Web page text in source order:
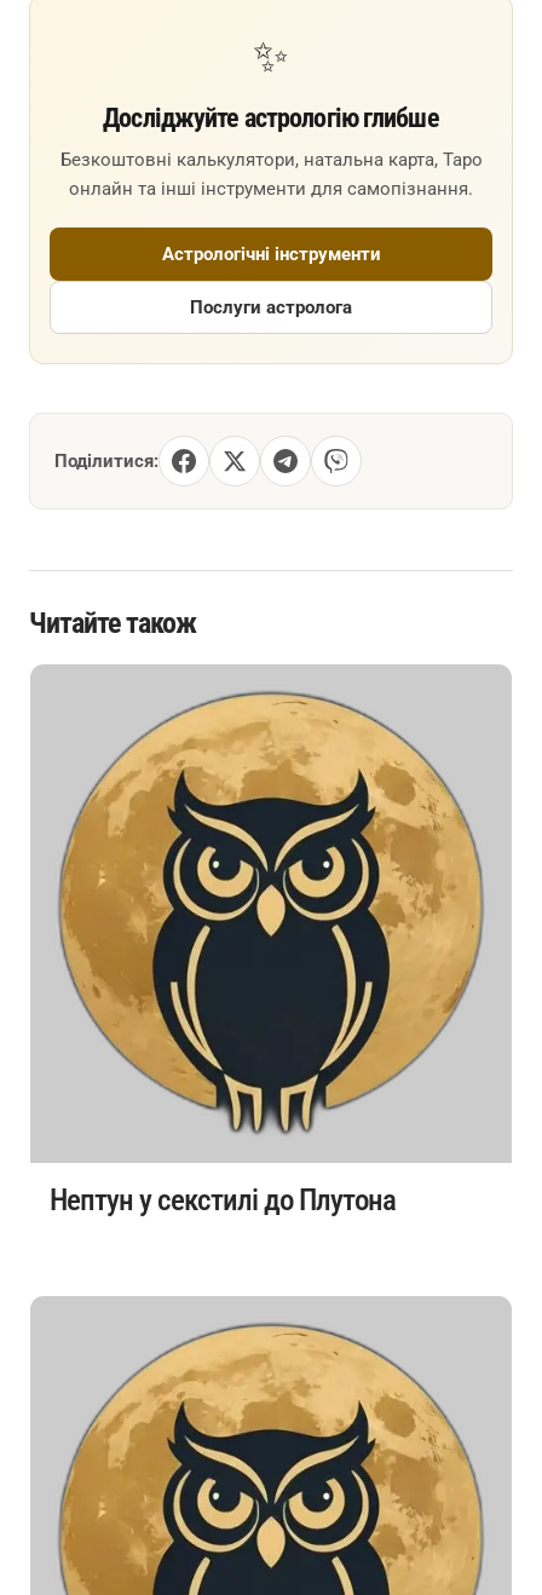
✨
Досліджуйте астрологію глибше
Безкоштовні калькулятори, натальна карта, Таро
онлайн та інші інструменти для самопізнання.
Астрологічні інструменти
Послуги астролога
Поділитися:
Читайте також
Нептун у секстилі до Плутона